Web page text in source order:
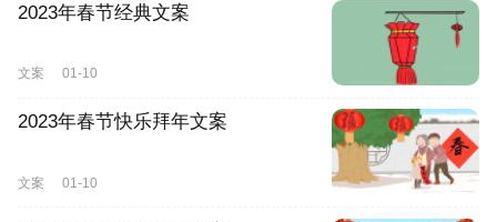
2023年春节经典文案
文案 01-10
2023年春节快乐拜年文案
文案 01-10